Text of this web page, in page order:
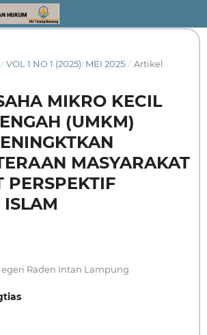
/ VOL 1 NO 1 (2025): MEI 2025 / Artikel
MIKRO KECIL
(UMKM)
MASYARAKAT
PERSPEKTIF
Raden Intan Lampung